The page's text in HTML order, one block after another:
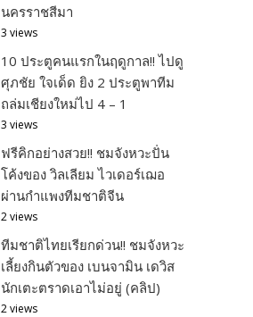
นครราชสีมา
3 views
10 ประตูคนแรกในฤดูกาล!! ไปดู
ศุภชัย ใจเด็ด ยิง 2 ประตูพาทีม
ถล่มเชียงใหม่ไป 4 – 1
3 views
ฟรีคิกอย่างสวย!! ชมจังหวะปั่น
โค้งของ วิลเลียม ไวเดอร์เฌอ
ผ่านกำแพงทีมชาติจีน
2 views
ทีมชาติไทยเรียกด่วน!! ชมจังหวะ
เลี้ยงกินตัวของ เบนจามิน เดวิส
นักเตะตราดเอาไม่อยู่ (คลิป)
2 views